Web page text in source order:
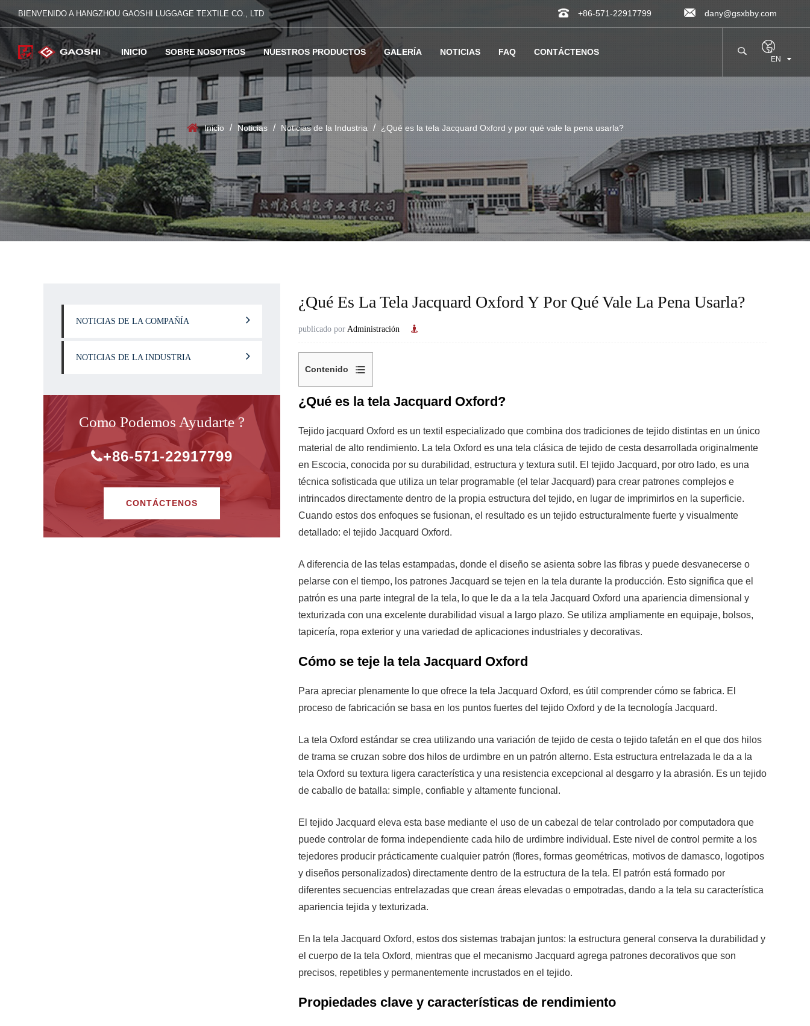
BIENVENIDO A HANGZHOU GAOSHI LUGGAGE TEXTILE CO., LTD +86-571-22917799 dany@gsxbby.com
INICIO SOBRE NOSOTROS NUESTROS PRODUCTOS GALERÍA NOTICIAS FAQ CONTÁCTENOS
EN
Inicio / Noticias / Noticias de la Industria / ¿Qué es la tela Jacquard Oxford y por qué vale la pena usarla?
NOTICIAS DE LA COMPAÑÍA
NOTICIAS DE LA INDUSTRIA
Como Podemos Ayudarte ?
+86-571-22917799
CONTÁCTENOS
¿Qué Es La Tela Jacquard Oxford Y Por Qué Vale La Pena Usarla?
publicado por Administración
Contenido
1
¿Qué
la
tela
Jacquard
Oxford?
2
Cómo
se
la
tela
Jacquard
Oxford
3
clave
características
de
3.1
Durabilidad
y
resistencia
la
abrasión
3.2
Permanencia
del
patrón
Textura
y
profundidad
3.4
¿Qué es la tela Jacquard Oxford?
Tejido jacquard Oxford es un textil especializado que combina dos tradiciones de tejido distintas en un único
material de alto rendimiento. La tela Oxford es una tela clásica de tejido de cesta desarrollada originalmente
en Escocia, conocida por su durabilidad, estructura y textura sutil. El tejido Jacquard, por otro lado, es una
técnica sofisticada que utiliza un telar programable (el telar Jacquard) para crear patrones complejos e
intrincados directamente dentro de la propia estructura del tejido, en lugar de imprimirlos en la superficie.
Cuando estos dos enfoques se fusionan, el resultado es un tejido estructuralmente fuerte y visualmente
detallado: el tejido Jacquard Oxford.
A diferencia de las telas estampadas, donde el diseño se asienta sobre las fibras y puede desvanecerse o
pelarse con el tiempo, los patrones Jacquard se tejen en la tela durante la producción. Esto significa que el
patrón es una parte integral de la tela, lo que le da a la tela Jacquard Oxford una apariencia dimensional y
texturizada con una excelente durabilidad visual a largo plazo. Se utiliza ampliamente en equipaje, bolsos,
tapicería, ropa exterior y una variedad de aplicaciones industriales y decorativas.
Cómo se teje la tela Jacquard Oxford
Para apreciar plenamente lo que ofrece la tela Jacquard Oxford, es útil comprender cómo se fabrica. El
proceso de fabricación se basa en los puntos fuertes del tejido Oxford y de la tecnología Jacquard.
La tela Oxford estándar se crea utilizando una variación de tejido de cesta o tejido tafetán en el que dos hilos
de trama se cruzan sobre dos hilos de urdimbre en un patrón alterno. Esta estructura entrelazada le da a la
tela Oxford su textura ligera característica y una resistencia excepcional al desgarro y la abrasión. Es un tejido
de caballo de batalla: simple, confiable y altamente funcional.
El tejido Jacquard eleva esta base mediante el uso de un cabezal de telar controlado por computadora que
puede controlar de forma independiente cada hilo de urdimbre individual. Este nivel de control permite a los
tejedores producir prácticamente cualquier patrón (flores, formas geométricas, motivos de damasco, logotipos
y diseños personalizados) directamente dentro de la estructura de la tela. El patrón está formado por
diferentes secuencias entrelazadas que crean áreas elevadas o empotradas, dando a la tela su característica
apariencia tejida y texturizada.
En la tela Jacquard Oxford, estos dos sistemas trabajan juntos: la estructura general conserva la durabilidad y
el cuerpo de la tela Oxford, mientras que el mecanismo Jacquard agrega patrones decorativos que son
precisos, repetibles y permanentemente incrustados en el tejido.
Propiedades clave y características de rendimiento